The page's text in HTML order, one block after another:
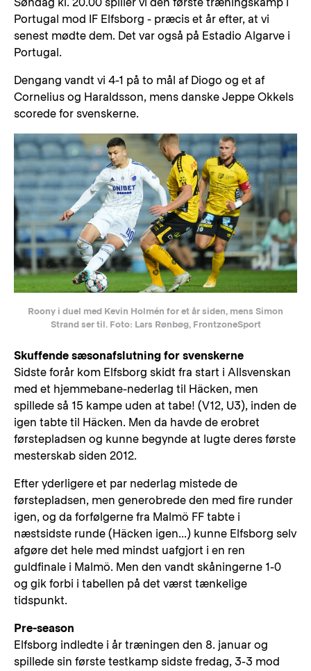
Portugal mod IF Elfsborg - præcis et år efter, at vi
senest mødte dem. Det var også på Estadio Algarve i
Portugal.
Dengang vandt vi 4-1 på to mål af Diogo og et af
Cornelius og Haraldsson, mens danske Jeppe Okkels
scorede for svenskerne.
Roony i duel med Kevin Holmén for et år siden, mens Simon
Strand ser til. Foto: Lars Rønbøg, FrontzoneSport
Skuffende sæsonafslutning for svenskerne
Sidste forår kom Elfsborg skidt fra start i Allsvenskan
med et hjemmebane-nederlag til Häcken, men
spillede så 15 kampe uden at tabe! (V12, U3), inden de
igen tabte til Häcken. Men da havde de erobret
førstepladsen og kunne begynde at lugte deres første
mesterskab siden 2012.
Efter yderligere et par nederlag mistede de
førstepladsen, men generobrede den med fire runder
igen, og da forfølgerne fra Malmö FF tabte i
næstsidste runde (Häcken igen...) kunne Elfsborg selv
afgøre det hele med mindst uafgjort i en ren
guldfinale i Malmö. Men den vandt skåningerne 1-0
og gik forbi i tabellen på det værst tænkelige
tidspunkt.
Pre-season
Elfsborg indledte i år træningen den 8. januar og
spillede sin første testkamp sidste fredag, 3-3 mod